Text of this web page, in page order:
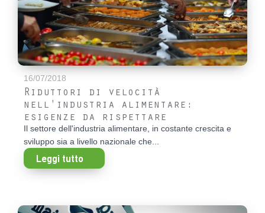
16/07/2018
Riduttori di velocità
nell'industria alimentare:
esigenze da rispettare
Il settore dell'industria alimentare, in costante crescita e
sviluppo sia a livello nazionale che...
Leggi tutto